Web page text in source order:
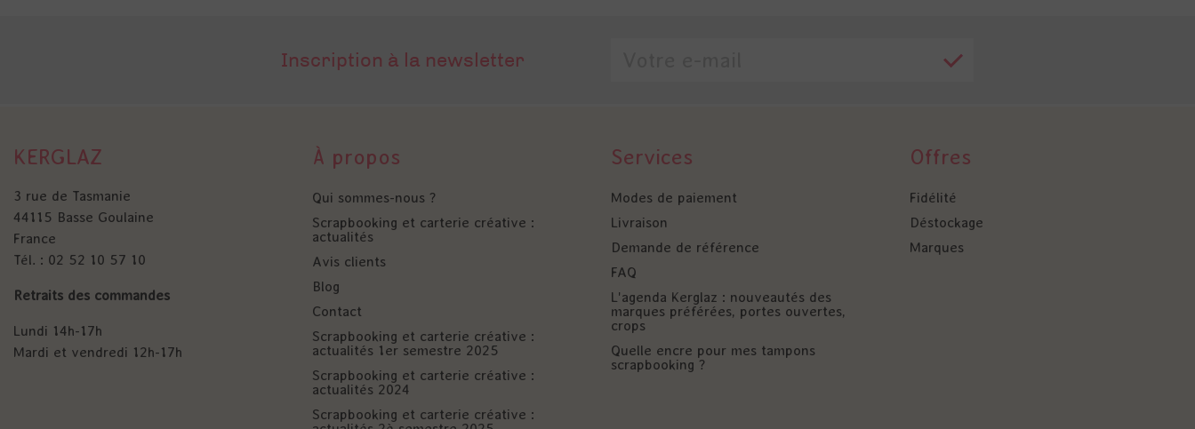
Inscription à la newsletter
KERGLAZ
3 rue de Tasmanie
44115 Basse Goulaine
France
Tél. : 02 52 10 57 10
Retraits des commandes
Lundi 14h-17h
Mardi et vendredi 12h-17h
À propos
Qui sommes-nous ?
Scrapbooking et carterie créative :
actualités
Avis clients
Blog
Contact
Scrapbooking et carterie créative :
actualités 1er semestre 2025
Scrapbooking et carterie créative :
actualités 2024
Scrapbooking et carterie créative :
Services
Modes de paiement
Livraison
Demande de référence
FAQ
L'agenda Kerglaz : nouveautés des
marques préférées, portes ouvertes,
crops
Quelle encre pour mes tampons
scrapbooking ?
Offres
Fidélité
Déstockage
Marques